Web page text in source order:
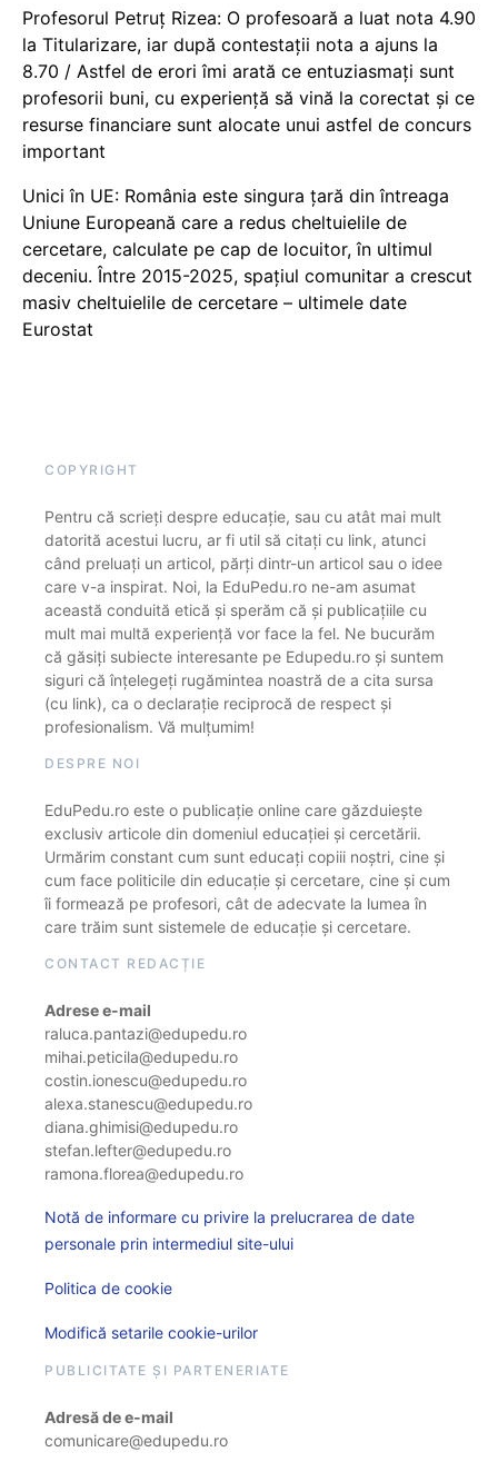
Profesorul Petruț Rizea: O profesoară a luat nota 4.90
la Titularizare, iar după contestații nota a ajuns la
8.70 / Astfel de erori îmi arată ce entuziasmați sunt
profesorii buni, cu experiență să vină la corectat și ce
resurse financiare sunt alocate unui astfel de concurs
important
Unici în UE: România este singura țară din întreaga
Uniune Europeană care a redus cheltuielile de
cercetare, calculate pe cap de locuitor, în ultimul
deceniu. Între 2015-2025, spațiul comunitar a crescut
masiv cheltuielile de cercetare – ultimele date
Eurostat
COPYRIGHT
Pentru că scrieți despre educație, sau cu atât mai mult
datorită acestui lucru, ar fi util să citați cu link, atunci
când preluați un articol, părți dintr-un articol sau o idee
care v-a inspirat. Noi, la EduPedu.ro ne-am asumat
această conduită etică și sperăm că și publicațiile cu
mult mai multă experiență vor face la fel. Ne bucurăm
că găsiți subiecte interesante pe Edupedu.ro și suntem
siguri că înțelegeți rugămintea noastră de a cita sursa
(cu link), ca o declarație reciprocă de respect și
profesionalism. Vă mulțumim!
DESPRE NOI
EduPedu.ro este o publicație online care găzduiește
exclusiv articole din domeniul educației și cercetării.
Urmărim constant cum sunt educați copiii noștri, cine și
cum face politicile din educație și cercetare, cine și cum
îi formează pe profesori, cât de adecvate la lumea în
care trăim sunt sistemele de educație și cercetare.
CONTACT REDACȚIE
Adrese e-mail
raluca.pantazi@edupedu.ro
mihai.peticila@edupedu.ro
costin.ionescu@edupedu.ro
alexa.stanescu@edupedu.ro
diana.ghimisi@edupedu.ro
stefan.lefter@edupedu.ro
ramona.florea@edupedu.ro
Notă de informare cu privire la prelucrarea de date
personale prin intermediul site-ului
Politica de cookie
Modifică setarile cookie-urilor
PUBLICITATE ȘI PARTENERIATE
Adresă de e-mail
comunicare@edupedu.ro